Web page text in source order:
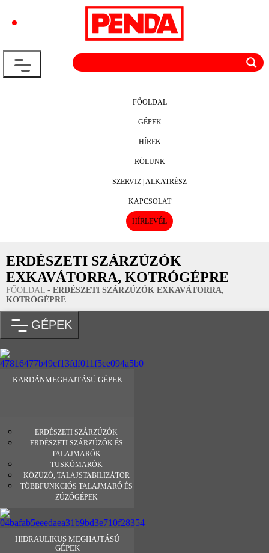
FŐOLDAL
GÉPEK
HÍREK
RÓLUNK
SZERVIZ | ALKATRÉSZ
KAPCSOLAT
HÍRLEVÉL
ERDÉSZETI SZÁRZÚZÓK
EXKAVÁTORRA, KOTRÓGÉPRE
FŐOLDAL - ERDÉSZETI SZÁRZÚZÓK EXKAVÁTORRA,
KOTRÓGÉPRE
GÉPEK
KARDÁNMEGHAJTÁSÚ GÉPEK
ERDÉSZETI SZÁRZÚZÓK
ERDÉSZETI SZÁRZÚZÓK ÉS
TALAJMARÓK
TUSKÓMARÓK
KŐZÚZÓ, TALAJSTABILIZÁTOR
TÖBBFUNKCIÓS TALAJMARÓ ÉS
ZÚZÓGÉPEK
HIDRAULIKUS MEGHAJTÁSÚ
GÉPEK